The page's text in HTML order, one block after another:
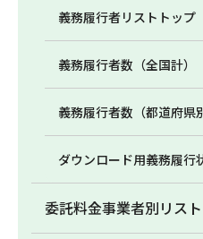
義務履行者リストトップ
義務履行者数（全国計）
義務履行者数（都道府県
ダウンロード用義務履行
委託料金事業者別リスト